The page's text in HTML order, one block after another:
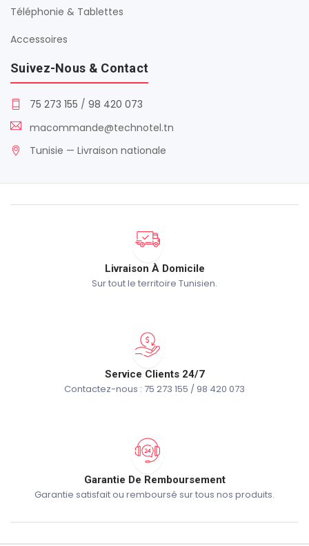
Téléphonie & Tablettes
Accessoires
Suivez-Nous & Contact
75 273 155 / 98 420 073
macommande@technotel.tn
Tunisie — Livraison nationale
Livraison À Domicile
Sur tout le territoire Tunisien.
Service Clients 24/7
Contactez-nous : 75 273 155 / 98 420 073
Garantie De Remboursement
Garantie satisfait ou remboursé sur tous nos produits.